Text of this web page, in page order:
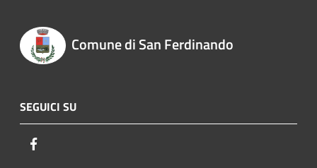
Comune di San Ferdinando
SEGUICI SU